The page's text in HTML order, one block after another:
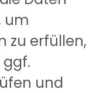
um
zu erfüllen,
und